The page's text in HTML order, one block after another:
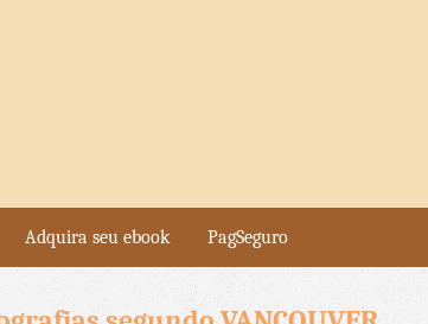
Adquira seu ebook PagSeguro